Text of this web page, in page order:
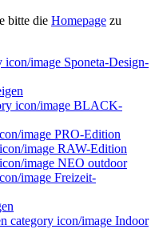
bitte die Homepage zu
Sponeta-Design-
BLACK-
PRO-Edition
RAW-Edition
NEO outdoor
Freizeit-
Indoor